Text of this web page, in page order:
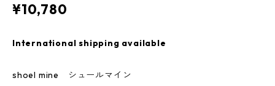
¥10,780
International shipping available
shoel mine シュールマイン